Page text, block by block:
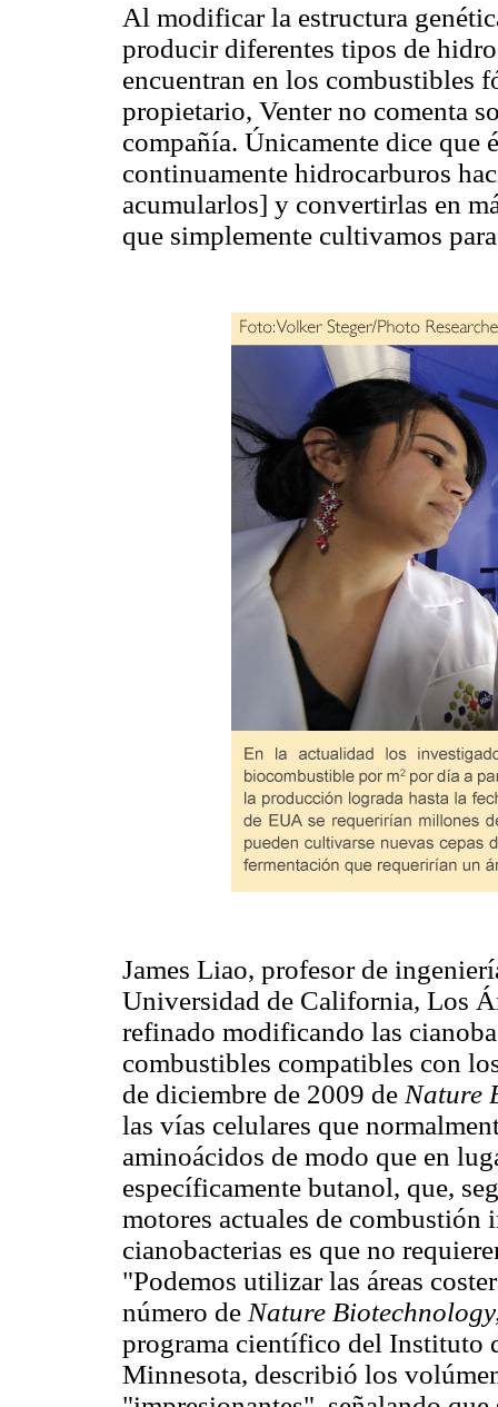
Al modificar la estructura
producir diferentes tipos de
encuentran en los combustibles
propietario, Venter no comenta
compañía. Únicamente dice que
continuamente hidrocarburos
acumularlos] y convertirlas en
que simplemente cultivamos
James Liao, profesor de
Universidad de California, Los
refinado modificando las
combustibles compatibles con
de diciembre de 2009 de Nature
las vías celulares que
aminoácidos de modo que en
específicamente butanol, que,
motores actuales de combustión
cianobacterias es que no
"Podemos utilizar las áreas
número de Nature
programa científico del Instituto
Minnesota, describió los